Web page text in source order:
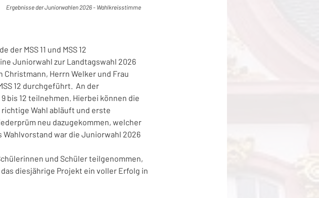
Ergebnisse der Juniorwahlen 2026 - Wahlkreisstimme
MSS 11 und MSS 12
Juniorwahl zur Landtagswahl 2026
Herrn Welker und Frau
12 durchgeführt.  An der
bis 12 teilnehmen. Hierbei können die
Wahl abläuft und erste
neu dazugekommen, welcher
war die Juniorwahl 2026
und Schüler teilgenommen,
diesjährige Projekt ein voller Erfolg in